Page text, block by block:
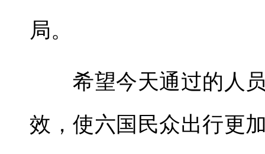
局。
希望今天通过的人员
效，使六国民众出行更